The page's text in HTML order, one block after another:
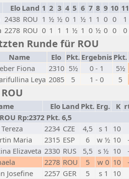
Elo Land 1 2 3 4 5 6 7 8 9 10 11
2438 ROU 1 ½ ½ 0 1 ½ 1 1 0 0
1
2278 ROU 0 1 1 1 ½ 1 0 ½ 0 0 0
Runde für ROU
Name Elo Pkt. Ergebnis Pkt.
Fiona 2310 5½ 0 - 1
5½
Leya 2085 5 1 - 0 5
Elo Land Pkt. Erg. K
Rp:2372 Pkt. 6,5
2234 CZE 4,5 s 1
10
Maria 2315 ESP 6 w ½ 10
Elizaveta 2330 RUS 5,5 s ½ 10
2278 ROU 5 w 0 10
Josefine 2257 GER 5 s 1
10